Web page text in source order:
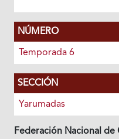
NÚMERO
Temporada 6
SECCIÓN
Yarumadas
Federación Nacional